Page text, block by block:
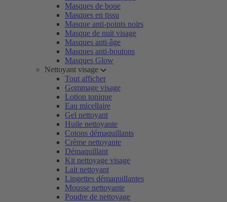
Masques de boue
Masques en tissu
Masque anti-points noirs
Masque de nuit visage
Masques anti-âge
Masques anti-boutons
Masques Glow
Nettoyant visage
Tout afficher
Gommage visage
Lotion tonique
Eau micellaire
Gel nettoyant
Huile nettoyante
Cotons démaquillants
Crème nettoyante
Démaquillant
Kit nettoyage visage
Lait nettoyant
Lingettes démaquillantes
Mousse nettoyante
Poudre de nettoyage